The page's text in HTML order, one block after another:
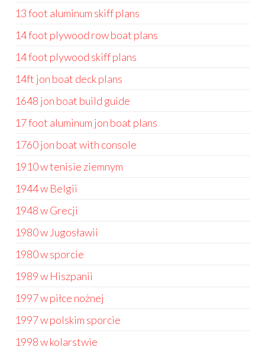
13 foot aluminum skiff plans
14 foot plywood row boat plans
14 foot plywood skiff plans
14ft jon boat deck plans
1648 jon boat build guide
17 foot aluminum jon boat plans
1760 jon boat with console
1910 w tenisie ziemnym
1944 w Belgii
1948 w Grecji
1980 w Jugosławii
1980 w sporcie
1989 w Hiszpanii
1997 w piłce nożnej
1997 w polskim sporcie
1998 w kolarstwie